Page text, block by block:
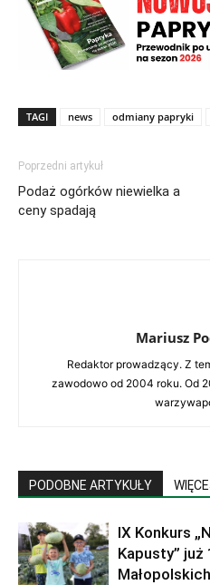
TAGI news odmiany papryki
Poprzedni artykuł
Podaż ogórków niewielka a
ceny spadają
Mariusz
Redaktor prowadzący. Z
zawodowo od 2004 roku. Od
PODOBNE ARTYKUŁY
IX Konkurs
Kapusty”